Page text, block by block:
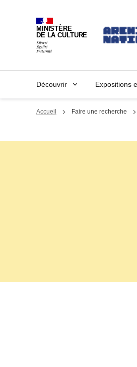
MINISTÈRE
DE LA CULTURE
Découvrir Expositions
Accueil Faire une recherche